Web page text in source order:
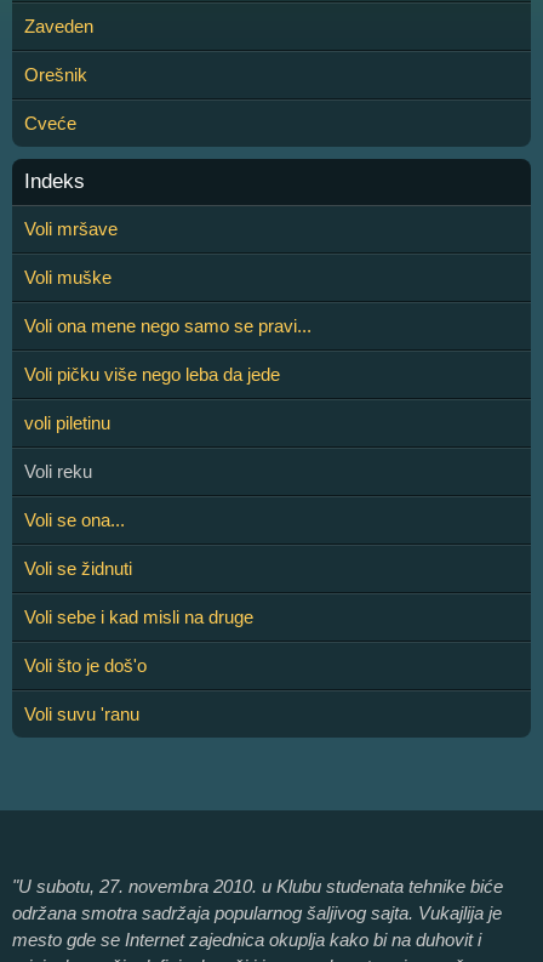
Zaveden
Orešnik
Cveće
Indeks
Voli mršave
Voli muške
Voli ona mene nego samo se pravi...
Voli pičku više nego leba da jede
voli piletinu
Voli reku
Voli se ona...
Voli se židnuti
Voli sebe i kad misli na druge
Voli što je doš'o
Voli suvu 'ranu
"U subotu, 27. novembra 2010. u Klubu studenata tehnike biće
održana smotra sadržaja popularnog šaljivog sajta. Vukajlija je
mesto gde se Internet zajednica okuplja kako bi na duhovit i